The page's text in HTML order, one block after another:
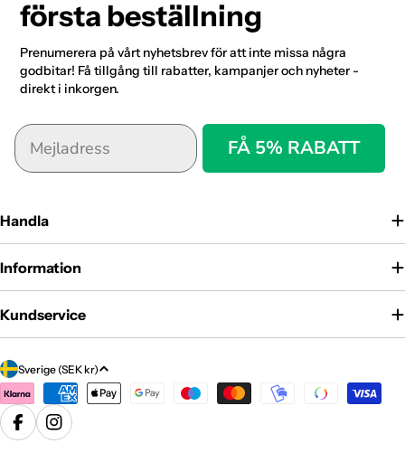
första beställning
Prenumerera på vårt nyhetsbrev för att inte missa några
godbitar! Få tillgång till rabatter, kampanjer och nyheter -
direkt i inkorgen.
FÅ 5% RABATT
Handla
Information
Kundservice
Land/region
Sverige (SEK kr)
Betalningsmetoder
FacebookInstagram